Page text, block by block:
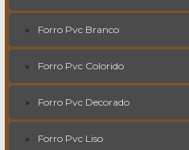
Forro Pvc Branco
Forro Pvc Colorido
Forro Pvc Decorado
Forro Pvc Liso